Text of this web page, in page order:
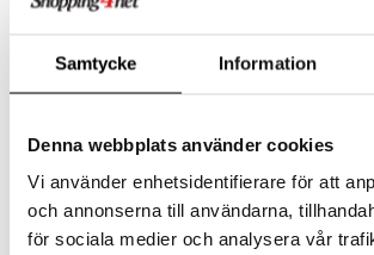
Samtycke Information
Denna webbplats använder cookies
Vi använder enhetsidentifierare för att
och annonserna till användarna,
för sociala medier och analysera vår
Annostus
Käyttöehdotus: Pääasiassa sisäiseen käyttöön,
terveysöljynä sellaisenaan.
Ainesosat
Kasviöljy ja mustakuminansiemenistä saatu